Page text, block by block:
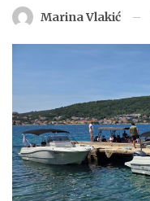
Marina Vlakić